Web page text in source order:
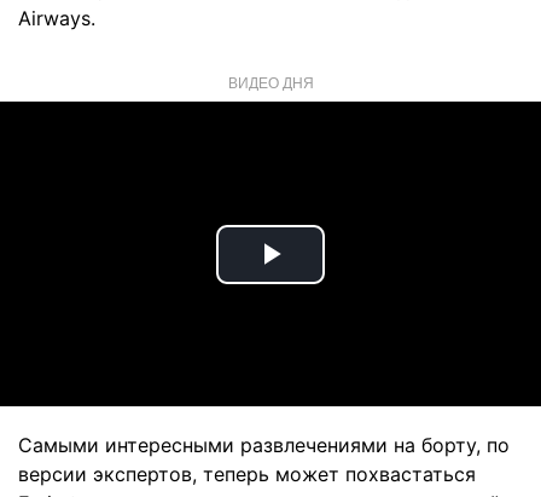
Airways.
ВИДЕО ДНЯ
Play
Самыми интересными развлечениями на борту, по
версии экспертов, теперь может похвастаться